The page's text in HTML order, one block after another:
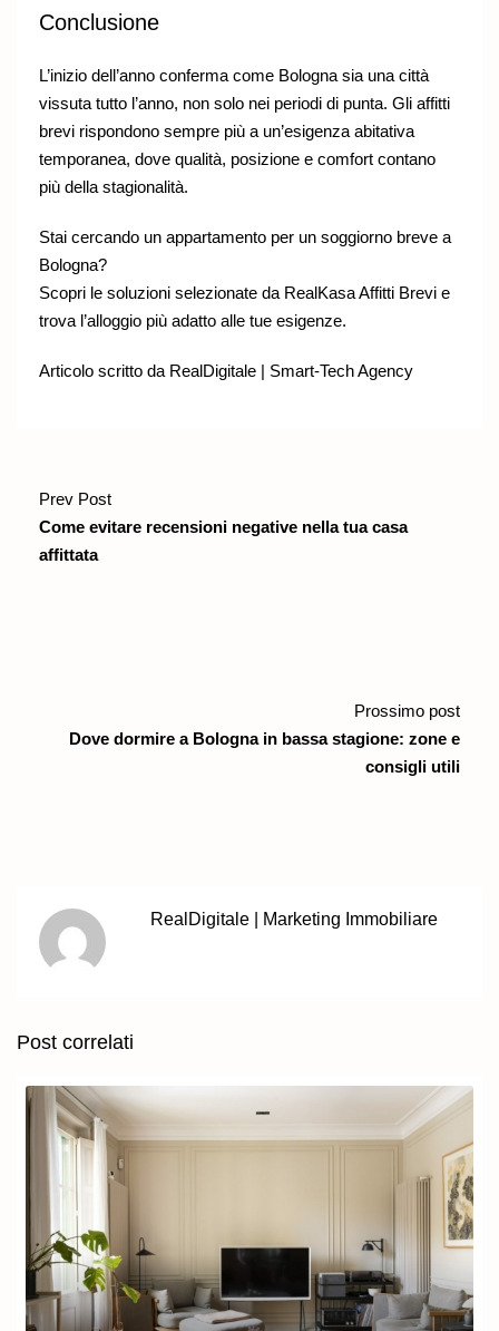
Conclusione
L’inizio dell’anno conferma come Bologna sia una città
vissuta tutto l’anno, non solo nei periodi di punta. Gli affitti
brevi rispondono sempre più a un’esigenza abitativa
temporanea, dove qualità, posizione e comfort contano
più della stagionalità.
Stai cercando un appartamento per un soggiorno breve a
Bologna?
Scopri le soluzioni selezionate da RealKasa Affitti Brevi e
trova l’alloggio più adatto alle tue esigenze.
Articolo scritto da RealDigitale | Smart-Tech Agency
Prev Post
Come evitare recensioni negative nella tua casa
affittata
Prossimo post
Dove dormire a Bologna in bassa stagione: zone e
consigli utili
RealDigitale | Marketing Immobiliare
Post correlati